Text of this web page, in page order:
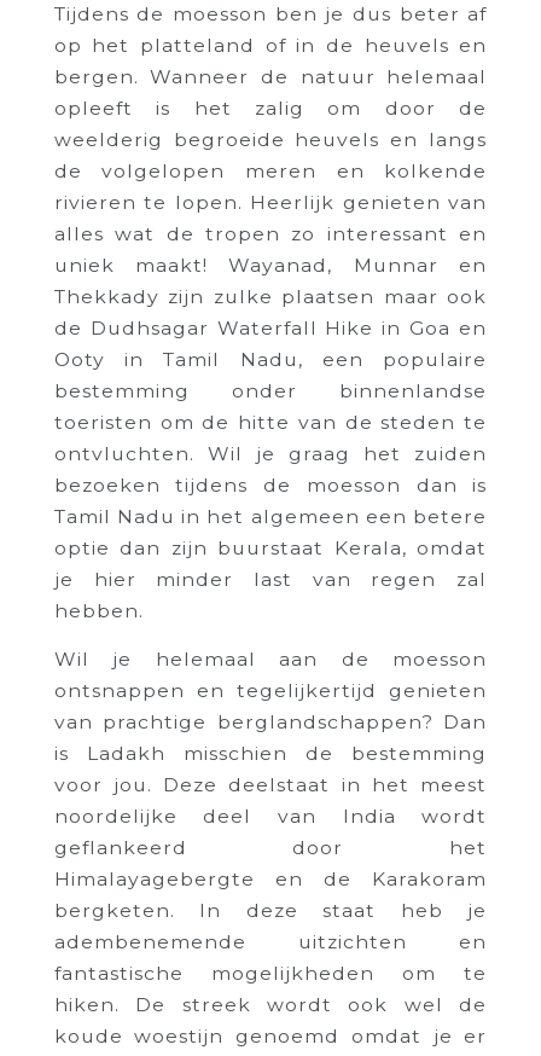
Tijdens de moesson ben je dus beter af
op het platteland of in de heuvels en
bergen. Wanneer de natuur helemaal
opleeft is het zalig om door de
weelderig begroeide heuvels en langs
de volgelopen meren en kolkende
rivieren te lopen. Heerlijk genieten van
alles wat de tropen zo interessant en
uniek maakt! Wayanad, Munnar en
Thekkady zijn zulke plaatsen maar ook
de Dudhsagar Waterfall Hike in Goa en
Ooty in Tamil Nadu, een populaire
bestemming onder binnenlandse
toeristen om de hitte van de steden te
ontvluchten. Wil je graag het zuiden
bezoeken tijdens de moesson dan is
Tamil Nadu in het algemeen een betere
optie dan zijn buurstaat Kerala, omdat
je hier minder last van regen zal
hebben.
Wil je helemaal aan de moesson
ontsnappen en tegelijkertijd genieten
van prachtige berglandschappen? Dan
is Ladakh misschien de bestemming
voor jou. Deze deelstaat in het meest
noordelijke deel van India wordt
geflankeerd door het
Himalayagebergte en de Karakoram
bergketen. In deze staat heb je
adembenemende uitzichten en
fantastische mogelijkheden om te
hiken. De streek wordt ook wel de
koude woestijn genoemd omdat je er